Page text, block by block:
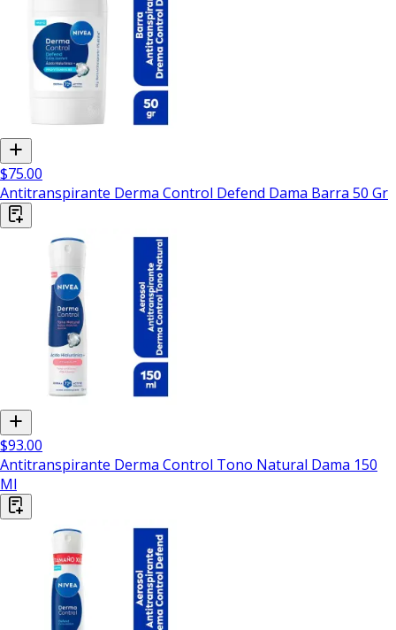
$75.00
Antitranspirante Derma Control Defend Dama Barra 50 Gr
$93.00
Antitranspirante Derma Control Tono Natural Dama 150
Ml